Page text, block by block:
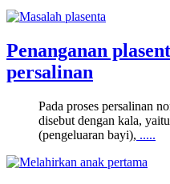
Penanganan
persalinan
Pada proses persalinan
disebut dengan kala,
(pengeluaran bayi), .....